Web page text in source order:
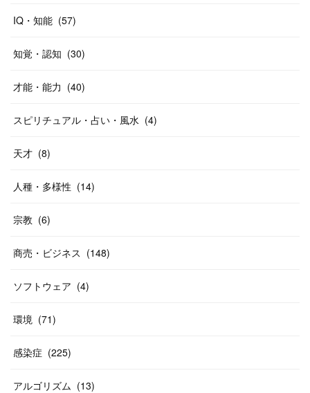
IQ・知能 (57)
知覚・認知 (30)
才能・能力 (40)
スピリチュアル・占い・風水 (4)
天才 (8)
人種・多様性 (14)
宗教 (6)
商売・ビジネス (148)
ソフトウェア (4)
環境 (71)
感染症 (225)
アルゴリズム (13)